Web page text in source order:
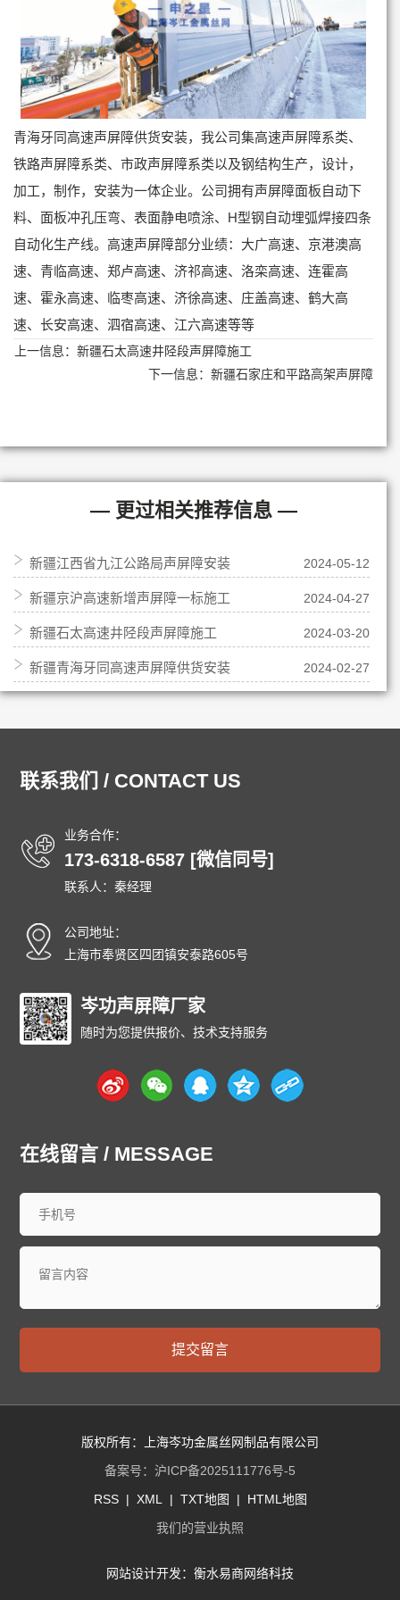
青海牙同高速声屏障供货安装，我公司集高速声屏障系类、
铁路声屏障系类、市政声屏障系类以及钢结构生产，设计，
加工，制作，安装为一体企业。公司拥有声屏障面板自动下
料、面板冲孔压弯、表面静电喷涂、H型钢自动埋弧焊接四条
自动化生产线。高速声屏障部分业绩：大广高速、京港澳高
速、青临高速、郑卢高速、济祁高速、洛栾高速、连霍高
速、霍永高速、临枣高速、济徐高速、庄盖高速、鹤大高
速、长安高速、泗宿高速、江六高速等等
上一信息： 新疆石太高速井陉段声屏障施工
下一信息：新疆石家庄和平路高架声屏障
— 更过相关推荐信息 —
新疆江西省九江公路局声屏障安装 2024-05-12
新疆京沪高速新增声屏障一标施工 2024-04-27
新疆石太高速井陉段声屏障施工 2024-03-20
新疆青海牙同高速声屏障供货安装 2024-02-27
联系我们 / CONTACT US
业务合作：
173-6318-6587 [微信同号]
联系人：秦经理
公司地址：
上海市奉贤区四团镇安泰路605号
岑功声屏障厂家
随时为您提供报价、技术支持服务
在线留言 / MESSAGE
提交留言
版权所有：上海岑功金属丝网制品有限公司
备案号： 沪ICP备2025111776号-5
RSS| XML| TXT地图 | HTML地图
我们的营业执照
网站设计开发： 衡水易商网络科技